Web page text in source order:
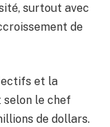
surtout avec
de
et la
selon le chef
de dollars.